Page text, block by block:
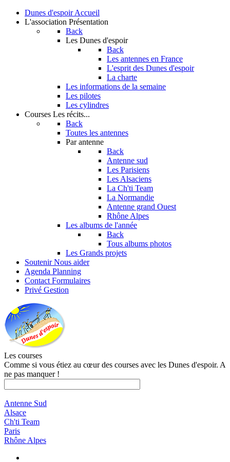
Dunes d'espoir Accueil
L'association Présentation
Back
Les Dunes d'espoir
Back
Les antennes en France
L'esprit des Dunes d'espoir
La charte
Les informations de la semaine
Les pilotes
Les cylindres
Courses Les récits...
Back
Toutes les antennes
Par antenne
Back
Antenne sud
Les Parisiens
Les Alsaciens
La Ch'ti Team
La Normandie
Antenne grand Ouest
Rhône Alpes
Les albums de l'année
Back
Tous albums photos
Les Grands projets
Soutenir Nous aider
Agenda Planning
Contact Formulaires
Privé Gestion
Les courses
Comme si vous étiez au cœur des courses avec les Dunes d'espoir. A
ne pas manquer !
Antenne Sud
Alsace
Ch'ti Team
Paris
Rhône Alpes